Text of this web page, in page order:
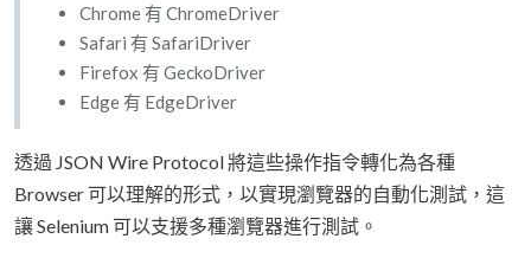
Chrome 有 ChromeDriver
Safari 有 SafariDriver
Firefox 有 GeckoDriver
Edge 有 EdgeDriver
透過 JSON Wire Protocol 將這些操作指令轉化為各種
Browser 可以理解的形式，以實現瀏覽器的自動化測試，這
讓 Selenium 可以支援多種瀏覽器進行測試。